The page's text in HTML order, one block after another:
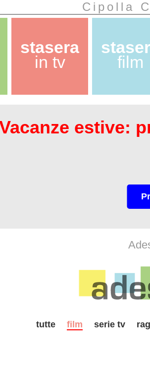
Cipolla
stasera
in tv
film
estive:
tutte film serie tv